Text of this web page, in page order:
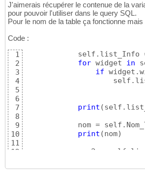
J'aimerais récupérer le contenue de la
pour pouvoir l'utiliser dans le query SQL.
Pour le nom de la table ça fonctionne
Code :
1
2
3
4
5
6
7
8
9
10
11
12
14
self.list_Info
for widget in
if
print (
nom =
print (nom)
nom2 =
print(nom2)